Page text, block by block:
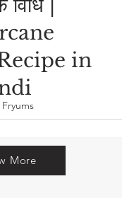
बनाने की
विधि |
in